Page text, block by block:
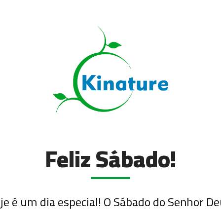
Feliz Sábado!
é um dia especial! O Sábado do Senhor